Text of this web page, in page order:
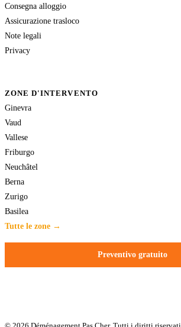
Consegna alloggio
Assicurazione trasloco
Note legali
Privacy
ZONE D'INTERVENTO
Ginevra
Vaud
Vallese
Friburgo
Neuchâtel
Berna
Zurigo
Basilea
Tutte le zone →
Preventivo gratuito